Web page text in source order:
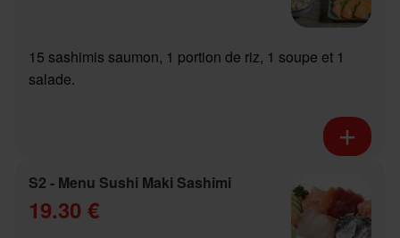
15 sashimis saumon, 1 portion de riz, 1 soupe et 1
salade.
S2 - Menu Sushi Maki Sashimi
19.30 €